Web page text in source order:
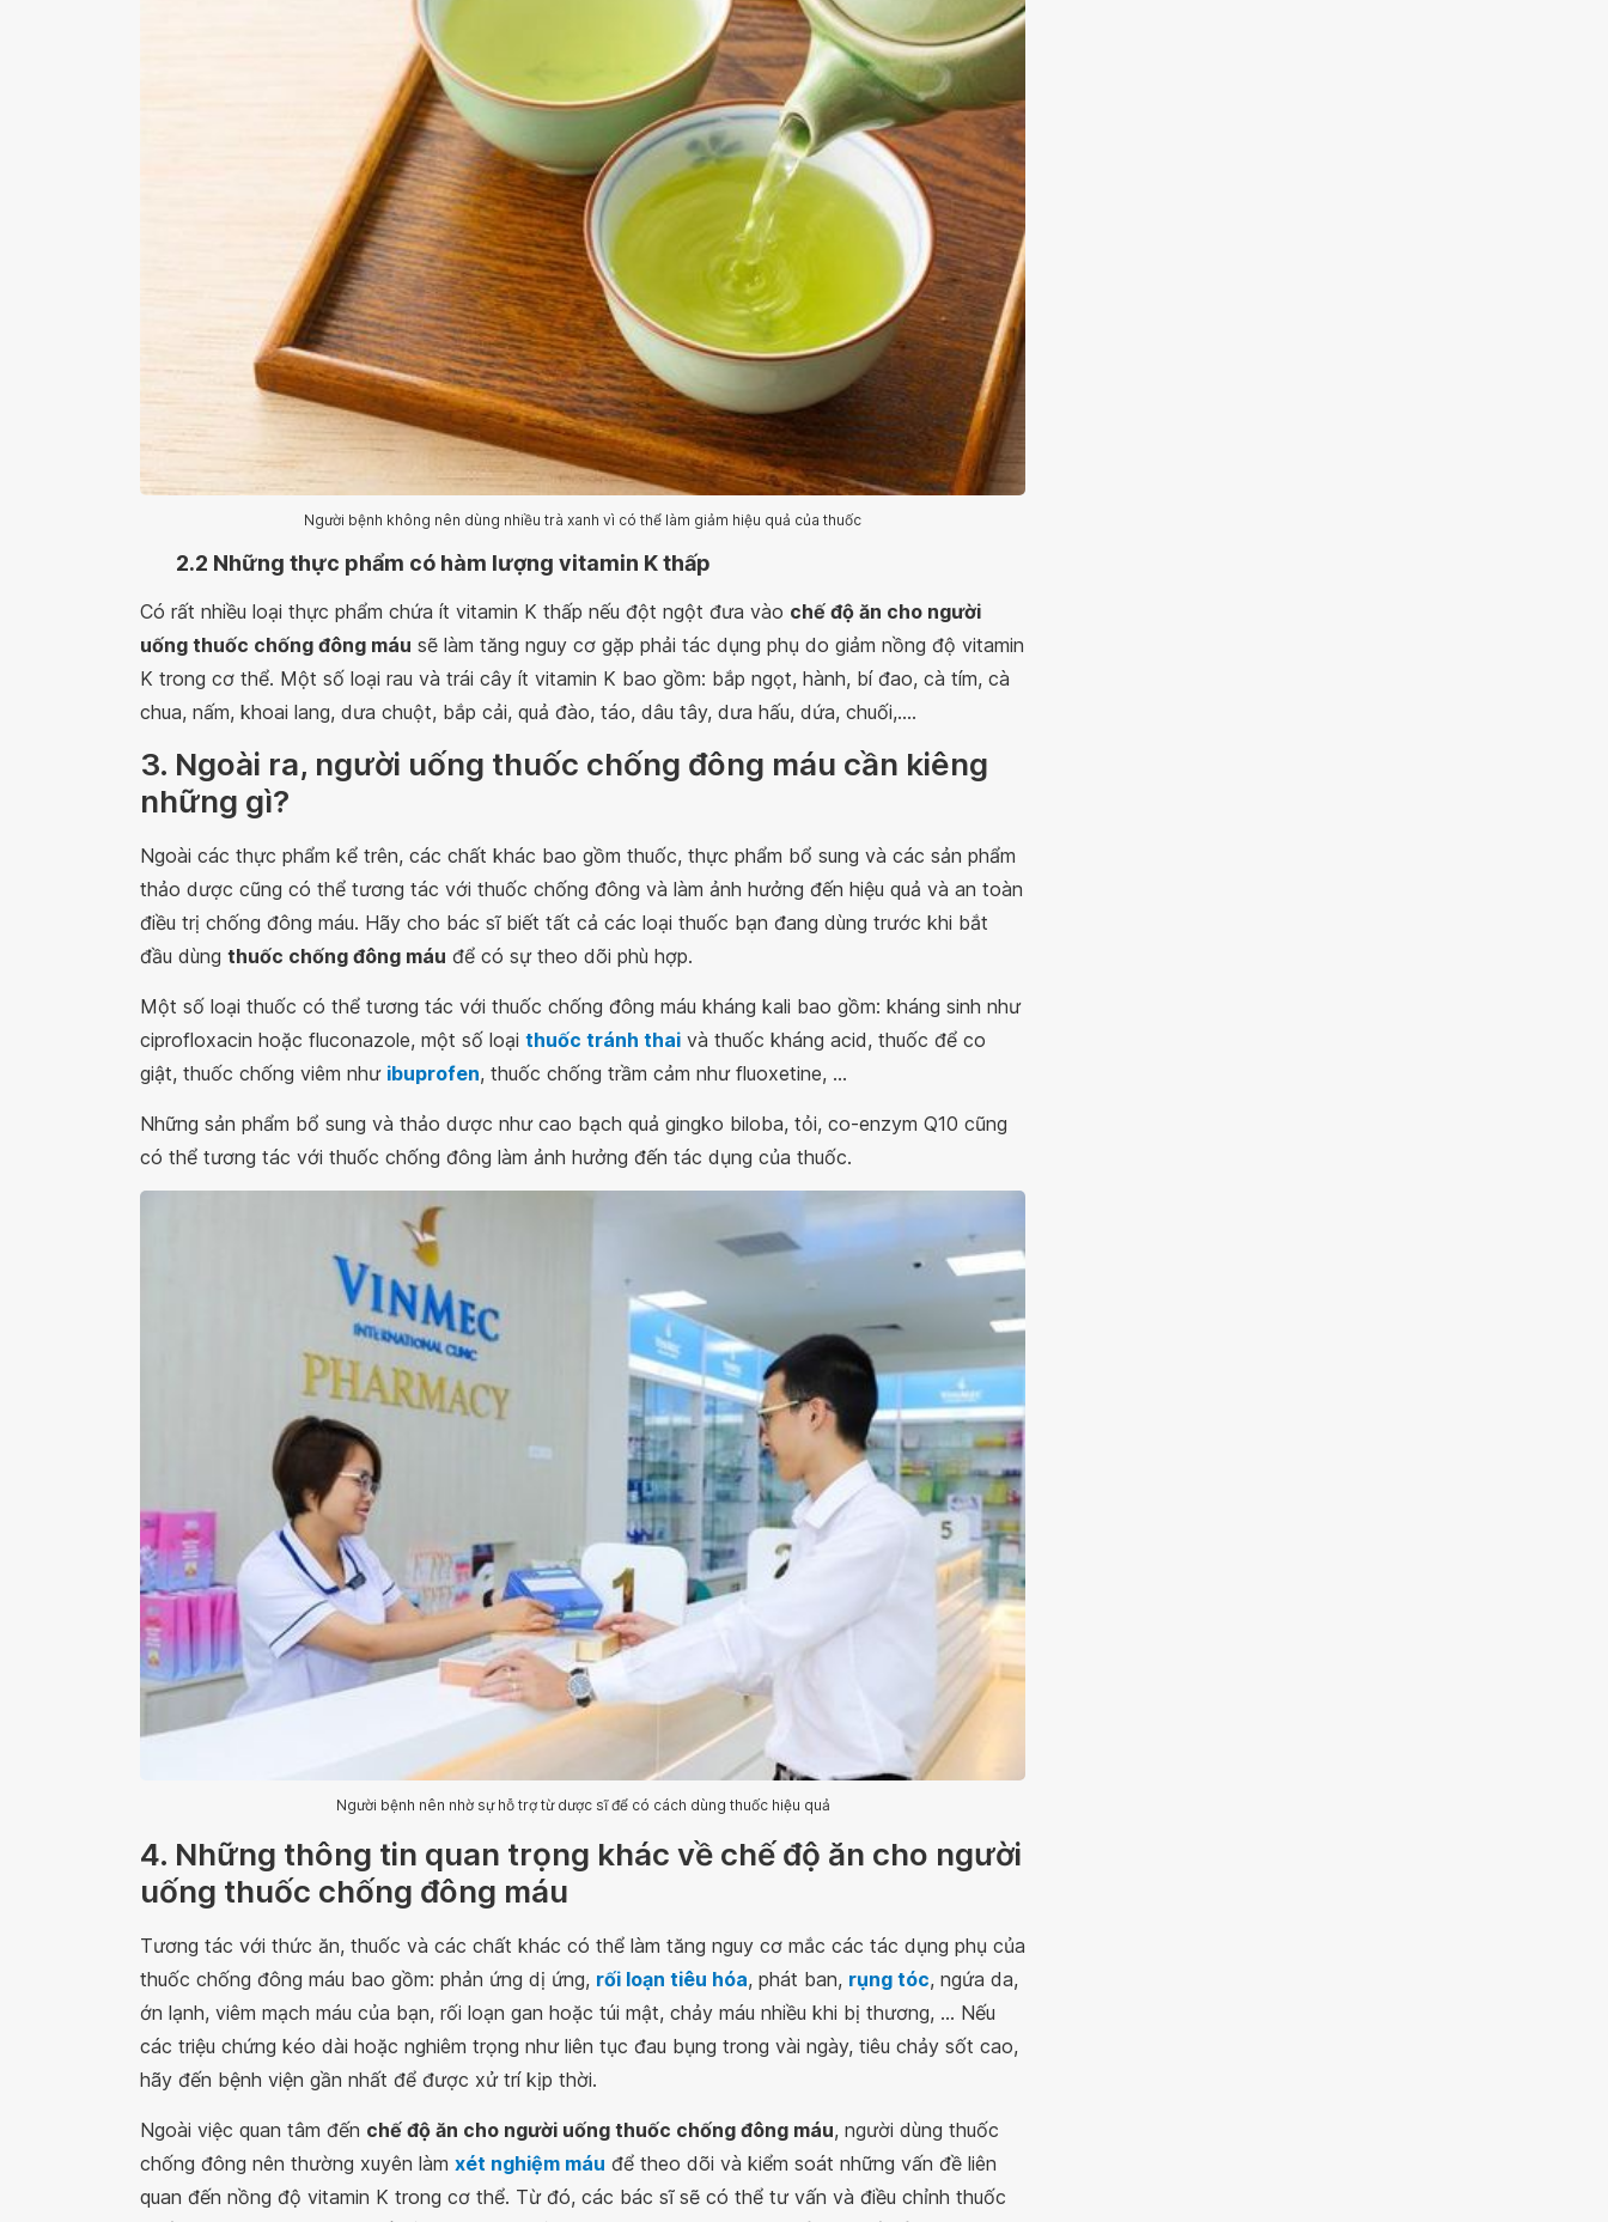
Người bệnh không nên dùng nhiều trà xanh vì có thể làm giảm hiệu quả của thuốc
2.2 Những thực phẩm có hàm lượng vitamin K thấp
Có rất nhiều loại thực phẩm chứa ít vitamin K thấp nếu đột ngột đưa vào chế độ ăn cho người
uống thuốc chống đông máu sẽ làm tăng nguy cơ gặp phải tác dụng phụ do giảm nồng độ vitamin
K trong cơ thể. Một số loại rau và trái cây ít vitamin K bao gồm: bắp ngọt, hành, bí đao, cà tím, cà
chua, nấm, khoai lang, dưa chuột, bắp cải, quả đào, táo, dâu tây, dưa hấu, dứa, chuối,....
3. Ngoài ra, người uống thuốc chống đông máu cần kiêng
những gì?
Ngoài các thực phẩm kể trên, các chất khác bao gồm thuốc, thực phẩm bổ sung và các sản phẩm
thảo dược cũng có thể tương tác với thuốc chống đông và làm ảnh hưởng đến hiệu quả và an toàn
điều trị chống đông máu. Hãy cho bác sĩ biết tất cả các loại thuốc bạn đang dùng trước khi bắt
đầu dùng thuốc chống đông máu để có sự theo dõi phù hợp.
Một số loại thuốc có thể tương tác với thuốc chống đông máu kháng kali bao gồm: kháng sinh như
ciprofloxacin hoặc fluconazole, một số loại thuốc tránh thai và thuốc kháng acid, thuốc để co
giật, thuốc chống viêm như ibuprofen, thuốc chống trầm cảm như fluoxetine, ...
Những sản phẩm bổ sung và thảo dược như cao bạch quả gingko biloba, tỏi, co-enzym Q10 cũng
có thể tương tác với thuốc chống đông làm ảnh hưởng đến tác dụng của thuốc.
Người bệnh nên nhờ sự hỗ trợ từ dược sĩ để có cách dùng thuốc hiệu quả
4. Những thông tin quan trọng khác về chế độ ăn cho người
uống thuốc chống đông máu
Tương tác với thức ăn, thuốc và các chất khác có thể làm tăng nguy cơ mắc các tác dụng phụ của
thuốc chống đông máu bao gồm: phản ứng dị ứng, rối loạn tiêu hóa, phát ban, rụng tóc, ngứa da,
ớn lạnh, viêm mạch máu của bạn, rối loạn gan hoặc túi mật, chảy máu nhiều khi bị thương, ... Nếu
các triệu chứng kéo dài hoặc nghiêm trọng như liên tục đau bụng trong vài ngày, tiêu chảy sốt cao,
hãy đến bệnh viện gần nhất để được xử trí kịp thời.
Ngoài việc quan tâm đến chế độ ăn cho người uống thuốc chống đông máu, người dùng thuốc
chống đông nên thường xuyên làm xét nghiệm máu để theo dõi và kiểm soát những vấn đề liên
quan đến nồng độ vitamin K trong cơ thể. Từ đó, các bác sĩ sẽ có thể tư vấn và điều chỉnh thuốc